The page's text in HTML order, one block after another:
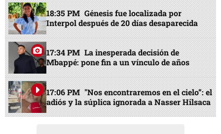
18:35 PM Génesis fue localizada por
Interpol después de 20 días desaparecida
17:34 PM La inesperada decisión de
Mbappé: pone fin a un vínculo de años
17:06 PM "Nos encontraremos en el cielo”: el
adiós y la súplica ignorada a Nasser Hilsaca